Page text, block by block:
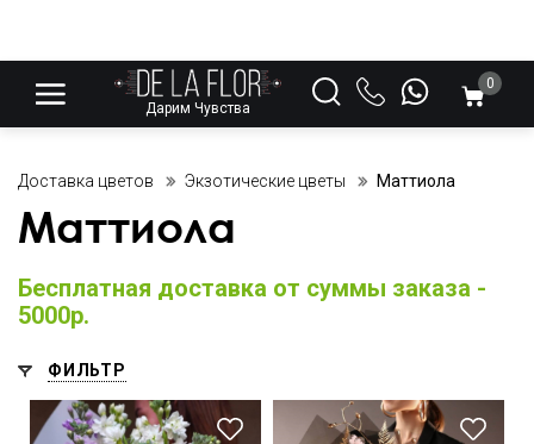
Дарим Чувства
0
Доставка цветов Экзотические цветы Маттиола
Маттиола
Бесплатная доставка от суммы заказа -
5000р.
ФИЛЬТР